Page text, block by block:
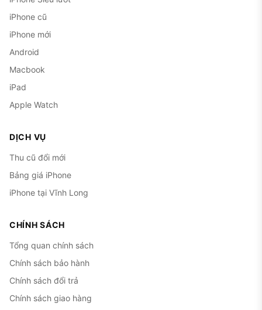
với đời trước (iPhone XS Max) là lý do chính nhiều
người chọn đời này.
chính + tele 2x + góc siêu rộng, mỗi ống 12MP,
iPhone XS Max trước đó chỉ có 2 camera. Tele 2x
chụp chân dung và kéo gần vẫn hữu dụng cho nhu
cầu hàng ngày, dù không zoom xa được như các
Màn hình OLED 6.5 inch vẫn đẹp ở năm 2026.
Tấm nền Super Retina XDR cho màu sâu, xem
phim và đọc báo thoải mái. Kích thước này từng là
lớn nhất của Apple thời điểm ra mắt.
đồng người dùng quốc tế đánh giá máy “chắc
chắn, đáng tin, vẫn chạy tốt đến tận bây giờ” sau
5-6 năm, tỷ lệ máy sống khỏe qua nhiều đời chủ
khá cao so với mặt bằng máy cũ.
iPhone cũ
iPhone mới
Android
Macbook
iPad
Apple Watch
DỊCH VỤ
Thu cũ đổi mới
Bảng giá iPhone
iPhone tại Vĩnh Long
CHÍNH SÁCH
Tổng quan chính sách
Chính sách bảo hành
Chính sách đổi trả
Chính sách giao hàng